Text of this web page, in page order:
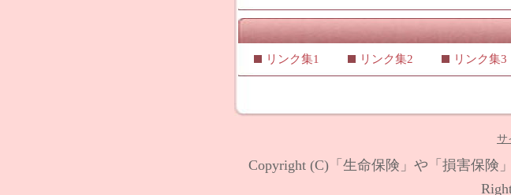
リンク集1 リンク集2 リンク集3
サ
Copyright (C)「生命保険」や「損害保険